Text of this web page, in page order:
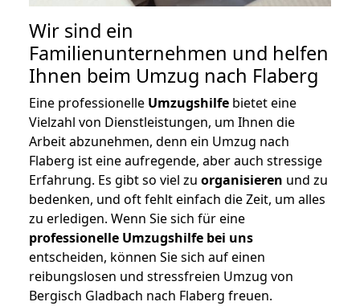
Wir sind ein
Familienunternehmen und helfen
Ihnen beim Umzug nach Flaberg
Eine professionelle Umzugshilfe bietet eine
Vielzahl von Dienstleistungen, um Ihnen die
Arbeit abzunehmen, denn ein Umzug nach
Flaberg ist eine aufregende, aber auch stressige
Erfahrung. Es gibt so viel zu organisieren und zu
bedenken, und oft fehlt einfach die Zeit, um alles
zu erledigen. Wenn Sie sich für eine
professionelle Umzugshilfe bei uns
entscheiden, können Sie sich auf einen
reibungslosen und stressfreien Umzug von
Bergisch Gladbach nach Flaberg freuen.